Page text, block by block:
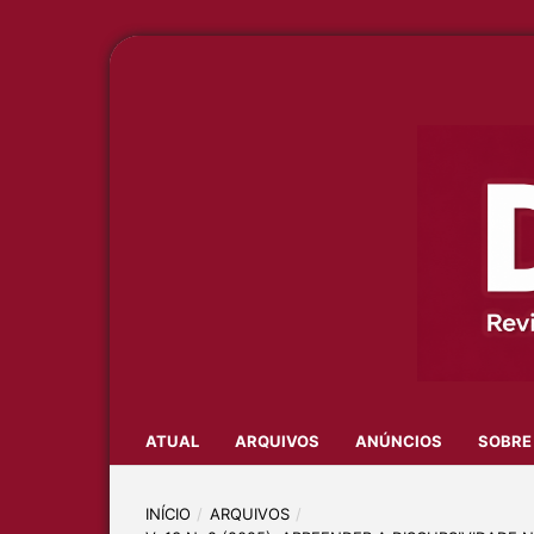
ATUAL ARQUIVOS ANÚNCIOS SOBRE
INÍCIO / ARQUIVOS /